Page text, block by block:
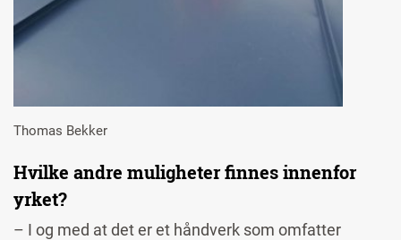
Thomas Bekker
Hvilke andre muligheter finnes innenfor
yrket?
– I og med at det er et håndverk som omfatter